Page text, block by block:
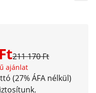
211 170 Ft
ajánlat
(27% ÁFA nélkül)